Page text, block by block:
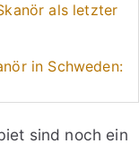
als letzter
in Schweden:
sind noch ein